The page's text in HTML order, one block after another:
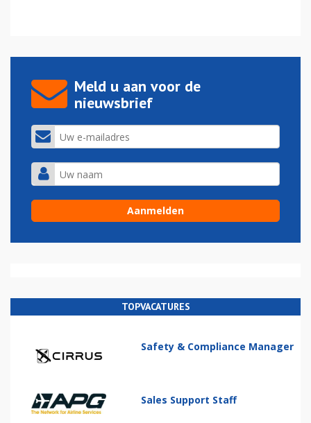
Meld u aan voor de
nieuwsbrief
TOPVACATURES
Safety & Compliance Manager
Sales Support Staff